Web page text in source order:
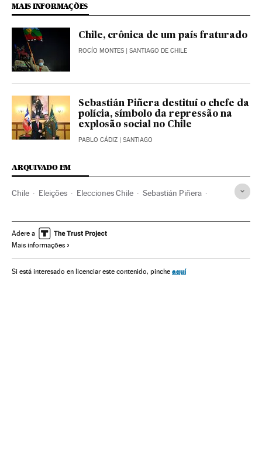
MAIS INFORMAÇÕES
Chile, crônica de um país fraturado
ROCÍO MONTES | SANTIAGO DE CHILE
Sebastián Piñera destituí o chefe da
polícia, símbolo da repressão na
explosão social no Chile
PABLO CÁDIZ | SANTIAGO
ARQUIVADO EM
Chile Eleições Elecciones Chile Sebastián Piñera
Adere a
Mais informações
Si está interesado en licenciar este contenido, pinche aquí